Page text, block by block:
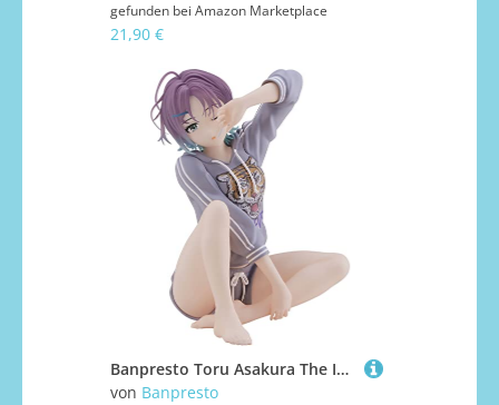
gefunden bei Amazon Marketplace
21,90 €
Banpresto Toru Asakura The Idolm@Ster Shiny Colors – Relax Time BP88006, Mehrfarbig
von Banpresto